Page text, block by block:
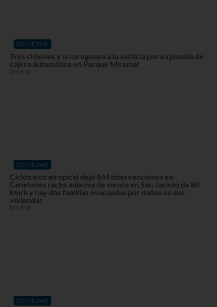
SOCIEDAD
Tres chilenos y un uruguayo a la Justicia por explosión de
cajero automático en Parque Miramar
07/08/26
SOCIEDAD
Ciclón extratropical dejó 444 intervenciones en
Canelones racha máxima de viento en San Jacinto de 80
km/h y hay dos familias evacuadas por daños en sus
viviendas
07/08/26
SOCIEDAD